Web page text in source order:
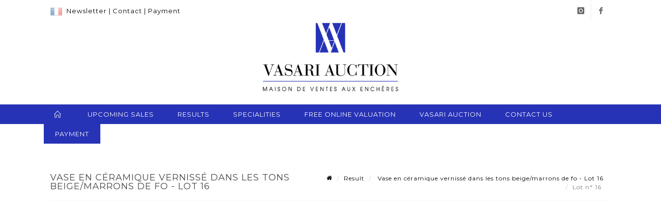
Newsletter | Contact | Payment
UPCOMING SALES RESULTS SPECIALITIES FREE ONLINE VALUATION VASARI AUCTION CONTACT US
PAYMENT
VASE EN CÉRAMIQUE VERNISSÉ DANS LES TONS
BEIGE/MARRONS DE FO - LOT 16
Result
Vase en céramique vernissé dans les tons beige/marrons de fo - Lot 16
Lot n° 16